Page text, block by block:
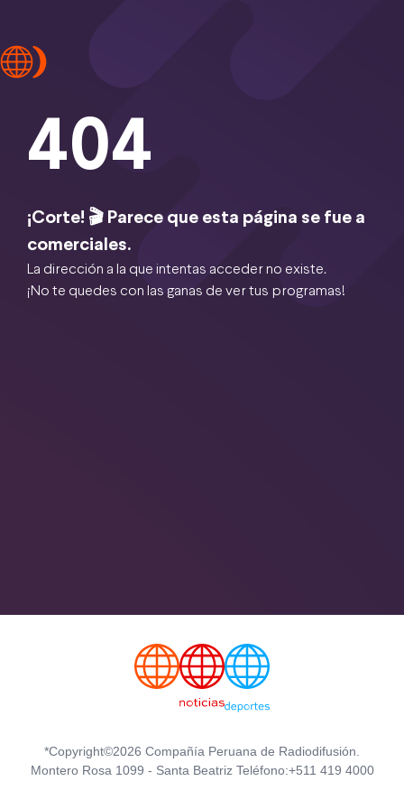
404
¡Corte! 🎬 Parece que esta página se fue a
comerciales.
La dirección a la que intentas acceder no existe.
¡No te quedes con las ganas de ver tus programas!
*Copyright©2026 Compañía Peruana de Radiodifusión.
Montero Rosa 1099 - Santa Beatriz Teléfono:+511 419 4000